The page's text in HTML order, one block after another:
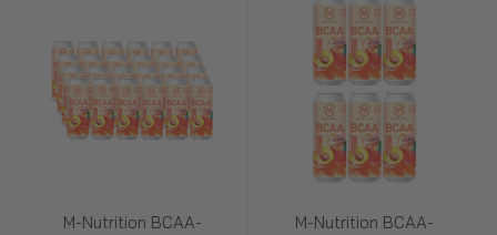
M-Nutrition BCAA-
M-Nutrition BCAA-